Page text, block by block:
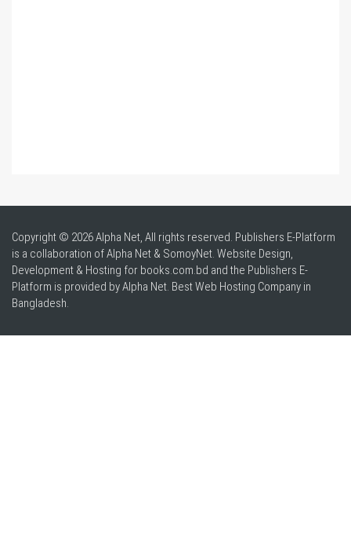
Copyright © 2026 Alpha Net, All rights reserved. Publishers E-Platform
is a collaboration of Alpha Net & SomoyNet. Website Design,
Development & Hosting for books.com.bd and the Publishers E-
Platform is provided by Alpha Net. BestWeb Hosting Company in
Bangladesh.